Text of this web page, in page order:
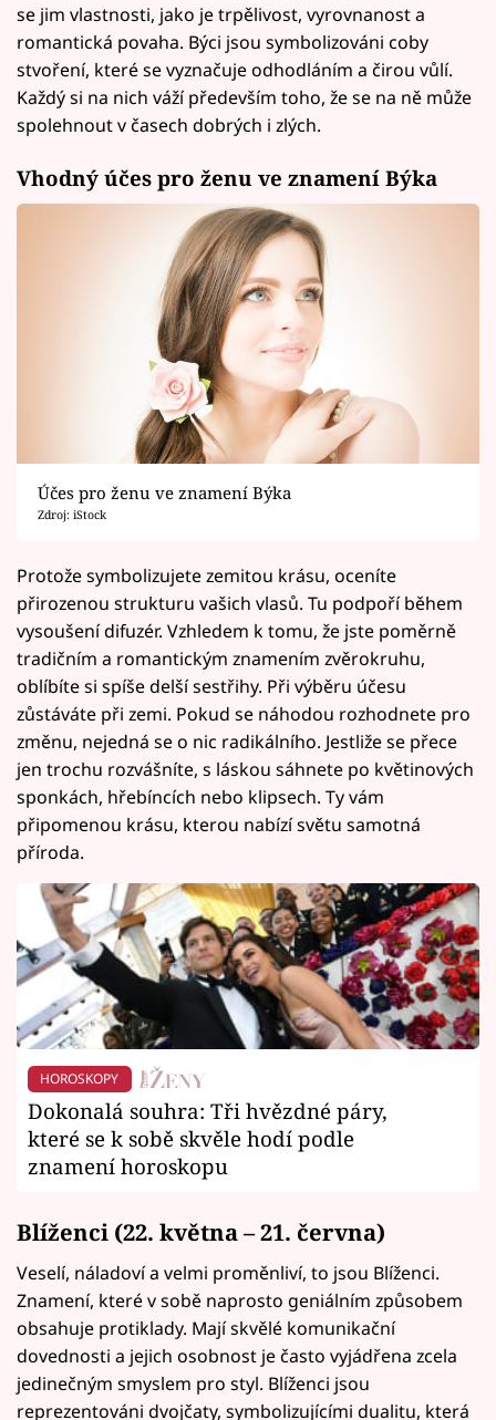
se jim vlastnosti, jako je trpělivost, vyrovnanost a
romantická povaha. Býci jsou symbolizováni coby
stvoření, které se vyznačuje odhodláním a čirou vůlí.
Každý si na nich váží především toho, že se na ně může
spolehnout v časech dobrých i zlých.
Vhodný účes pro ženu ve znamení Býka
Účes pro ženu ve znamení Býka
Zdroj: iStock
Protože symbolizujete zemitou krásu, oceníte
přirozenou strukturu vašich vlasů. Tu podpoří během
vysoušení difuzér. Vzhledem k tomu, že jste poměrně
tradičním a romantickým znamením zvěrokruhu,
oblíbíte si spíše delší sestřihy. Při výběru účesu
zůstáváte při zemi. Pokud se náhodou rozhodnete pro
změnu, nejedná se o nic radikálního. Jestliže se přece
jen trochu rozvášníte, s láskou sáhnete po květinových
sponkách, hřebíncích nebo klipsech. Ty vám
připomenou krásu, kterou nabízí světu samotná
příroda.
HOROSKOPY
Dokonalá souhra: Tři hvězdné páry,
které se k sobě skvěle hodí podle
znamení horoskopu
Blíženci (22. května – 21. června)
Veselí, náladoví a velmi proměnliví, to jsou Blíženci.
Znamení, které v sobě naprosto geniálním způsobem
obsahuje protiklady. Mají skvělé komunikační
dovednosti a jejich osobnost je často vyjádřena zcela
jedinečným smyslem pro styl. Blíženci jsou
reprezentováni dvojčaty, symbolizujícími dualitu, která